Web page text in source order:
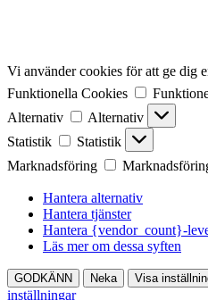
Vi använder cookies för att ge dig
Funktionella Cookies
Alternativ
Alternativ
Statistik
Statistik
Marknadsföring
Hantera alternativ
Hantera tjänster
Hantera {vendor_count}-
Läs mer om dessa syften
GODKÄNN Neka Visa
inställningar